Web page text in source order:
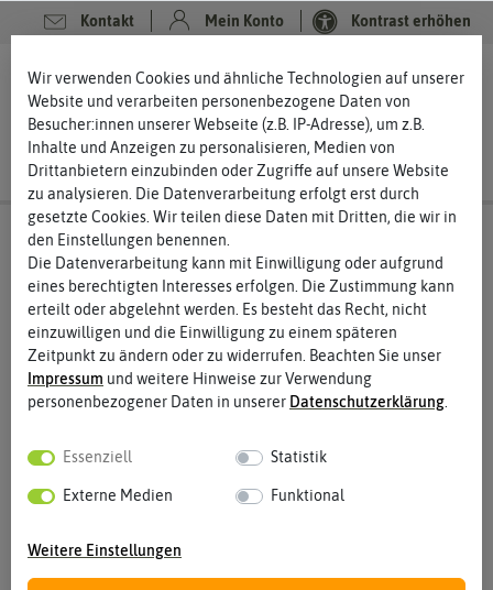
Kontakt Mein Konto Kontrast erhöhen
0 0
Wir verwenden Cookies und ähnliche Technologien auf unserer
Website und verarbeiten personenbezogene Daten von
Besucher:innen unserer Webseite (z.B. IP-Adresse), um z.B.
Inhalte und Anzeigen zu personalisieren, Medien von
Drittanbietern einzubinden oder Zugriffe auf unsere Website
zu analysieren. Die Datenverarbeitung erfolgt erst durch
gesetzte Cookies. Wir teilen diese Daten mit Dritten, die wir in
den Einstellungen benennen.
Die Datenverarbeitung kann mit Einwilligung oder aufgrund
eines berechtigten Interesses erfolgen. Die Zustimmung kann
erteilt oder abgelehnt werden. Es besteht das Recht, nicht
einzuwilligen und die Einwilligung zu einem späteren
Zeitpunkt zu ändern oder zu widerrufen. Beachten Sie unser
Impressum und weitere Hinweise zur Verwendung
personenbezogener Daten in unserer Daten­schutz­erklärung
Essenziell Statistik
Externe Medien Funktional
Weitere Einstellungen